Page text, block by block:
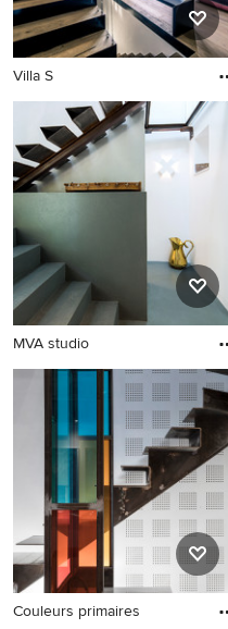
Villa S
MVA studio
Couleurs primaires